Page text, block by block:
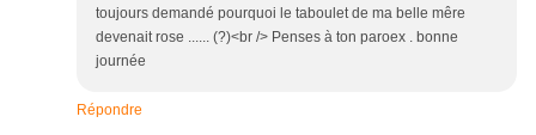
toujours demandé pourquoi le taboulet de ma belle mêre
devenait rose ...... (?)<br /> Penses à ton paroex . bonne
journée
Répondre